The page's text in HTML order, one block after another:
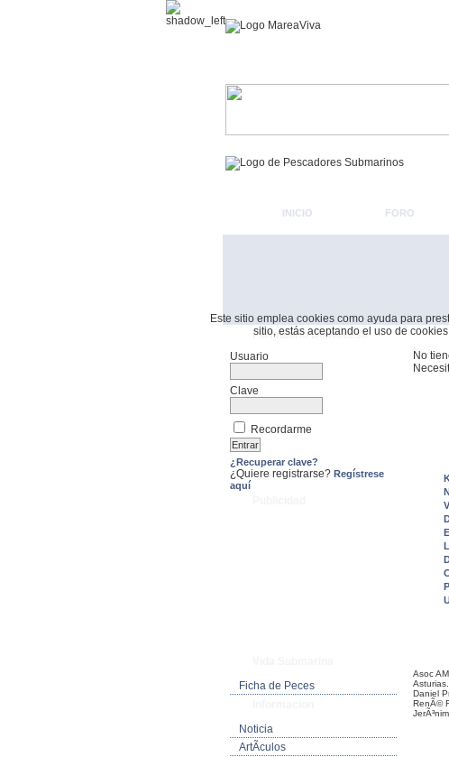
Este sitio emplea cookies como ayuda para
sitio, estás aceptando el uso de
INICIO FORO
Formulario De Acceso
Usuario
Clave
Recordarme
¿Recuperar clave?
¿Quiere registrarse? Regístrese
aquí
Ficha de Peces
Noticia
ArtÃ­culos
No
Asoc
Daniel
RenÃ©